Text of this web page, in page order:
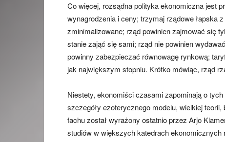
Co więcej, rozsądna polityka ekonomiczna jest
wynagrodzenia i ceny; trzymaj rządowe łapska
zminimalizowane; rząd powinien zajmować się
stanie zająć się sami; rząd nie powinien
powinny zabezpieczać równowagę rynkową;
jak największym stopniu. Krótko mówiąc, rząd
Niestety, ekonomiści czasami zapominają o
szczegóły ezoterycznego modelu, wielkiej
fachu został wyrażony ostatnio przez Arjo
studiów w większych katedrach ekonomicznych